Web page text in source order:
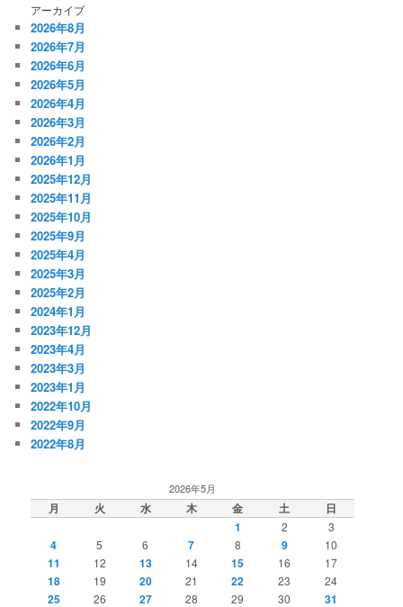
アーカイブ
2026年8月
2026年7月
2026年6月
2026年5月
2026年4月
2026年3月
2026年2月
2026年1月
2025年12月
2025年11月
2025年10月
2025年9月
2025年4月
2025年3月
2025年2月
2024年1月
2023年12月
2023年4月
2023年3月
2023年1月
2022年10月
2022年9月
2022年8月
2026年5月
月 火 水 木 金 土
日
1
2 3
4 5 6 7 8 9 10
11 12 13 14 15 16 17
18 19 20 21 22 23 24
25 26 27 28 29 30 31